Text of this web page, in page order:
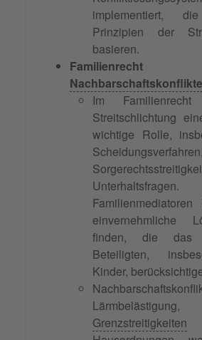
implementiert,
Prinzipien der
basieren.
Nachbarschaftskonflikte
Im
Streitschlichtung
wichtige Rolle,
Scheidungsverfahren,
Unterhaltsfragen.
einvernehmliche
finden, die das
Beteiligten,
Kinder,
Lärmbelästigung,
Grenzstreitigkeiten